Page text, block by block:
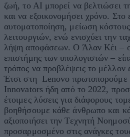
ζωή, το ΑΙ μπορεί να βελτιώσει
και να εξοικονομήσει χρόνο. Στο
αυτοματοποίηση, μείωση
λειτουργιών, ενώ ενισχύει την
λήψη αποφάσεων. Ο Άλαν Κέι –
επιστήμης των υπολογιστών –
τρόπος να προβλέψεις το μέλλον
Έτσι στη Lenovo
Innovators ήδη από το 2022,
έτοιμες λύσεις για διάφορους
βοηθήσουμε κάθε άνθρωπο και
αξιοποιήσει την Τεχνητή
προσαρμοσμένο στις ανάγκες